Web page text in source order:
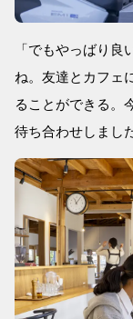
「でもやっばり
ね。友達とカフェ
ることができる。
待ち合わせしまし